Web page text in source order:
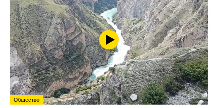
Общество